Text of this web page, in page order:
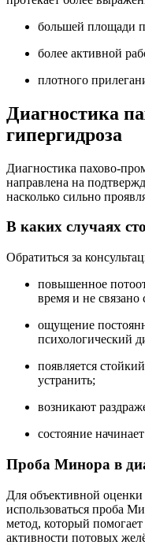
большей площади
более активной
плотного
Диагностика
гипергидроза
Диагностика пахово-
направлена на
насколько сильно
В каких случаях
Обратиться за
повышенное
время и не
ощущение
психологический
появляется
устранить;
возникают
состояние
Проба Минора в
Для объективной
использоваться проба
метод, который
активности потовых